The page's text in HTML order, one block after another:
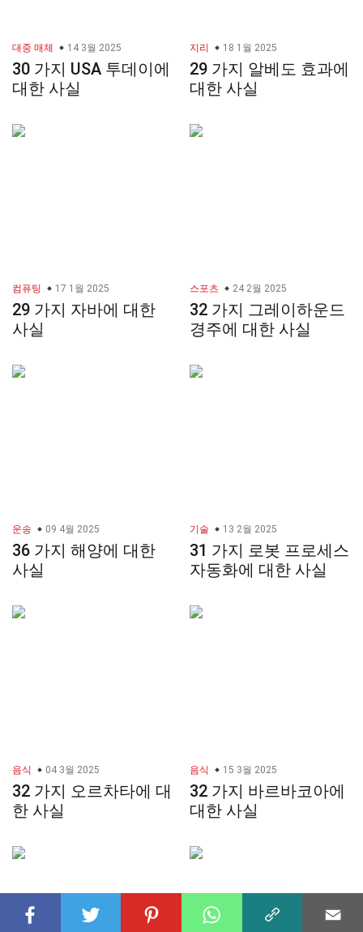
대중 매체 14 3월 2025
30 가지 USA 투데이에
대한 사실
지리 18 1월 2025
29 가지 알베도 효과에
대한 사실
컴퓨팅 17 1월 2025
29 가지 자바에 대한
사실
스포츠 24 2월 2025
32 가지 그레이하운드
경주에 대한 사실
운송 09 4월 2025
36 가지 해양에 대한
사실
기술 13 2월 2025
31 가지 로봇 프로세스
자동화에 대한 사실
음식 04 3월 2025
32 가지 오르차타에 대
한 사실
음식 15 3월 2025
32 가지 바르바코아에
대한 사실